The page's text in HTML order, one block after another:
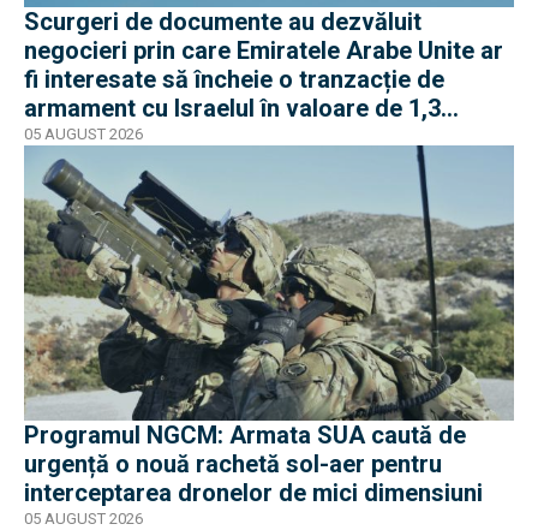
Scurgeri de documente au dezvăluit
negocieri prin care Emiratele Arabe Unite ar
fi interesate să încheie o tranzacție de
armament cu Israelul în valoare de 1,3
miliarde de dolari
05 AUGUST 2026
Programul NGCM: Armata SUA caută de
urgență o nouă rachetă sol-aer pentru
interceptarea dronelor de mici dimensiuni
05 AUGUST 2026